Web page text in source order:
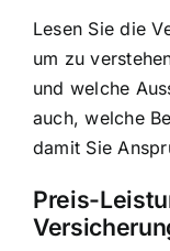
Lesen Sie die
um zu
und welche
auch, welche
damit Sie
Preis-